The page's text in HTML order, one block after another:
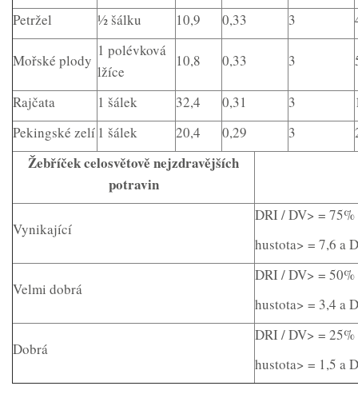
Petržel ½ šálku 10,9 0,33 3
Mořské plody
1 polévková
lžíce
10,8 0,33 3
Rajčata 1 šálek 32,4 0,31 3
Pekingské zelí 1 šálek 20,4 0,29 3
Žebříček celosvětově nejzdravějších
potravin
Vynikající
DRI / DV> = 75%
hustota> = 7,6 a
Velmi dobrá
DRI / DV> = 50%
hustota> = 3,4 a
Dobrá
DRI / DV> = 25%
hustota> = 1,5 a